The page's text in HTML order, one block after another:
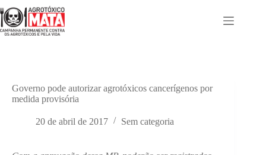
para
o
conteúdo
Governo pode autorizar agrotóxicos cancerígenos por
medida provisória
20 de abril de 2017 Sem categoria